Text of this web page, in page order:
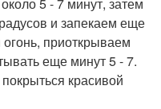
и запекаем еще
приоткрываем
еще минут 5 - 7.
красивой